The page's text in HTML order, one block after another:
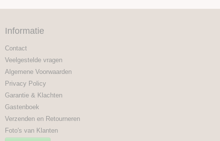
Informatie
Contact
Veelgestelde vragen
Algemene Voorwaarden
Privacy Policy
Garantie & Klachten
Gastenboek
Verzenden en Retourneren
Foto's van Klanten